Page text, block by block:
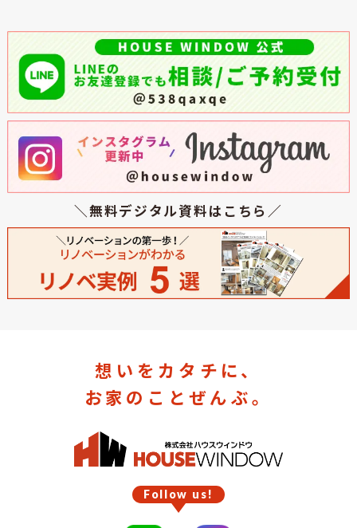
＼無料デジタル資料はこちら／
想いをカタチに、
お家のことぜんぶ。
Follow us!